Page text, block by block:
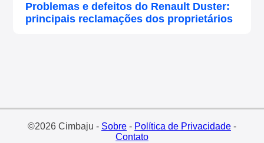
Problemas e defeitos do Renault Duster:
principais reclamações dos proprietários
©2026 Cimbaju - Sobre- Política de Privacidade-
Contato